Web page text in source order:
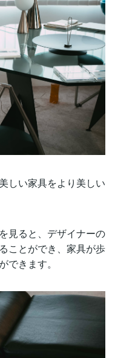
しい家具をより美しい
見ると、デザイナーの
ことができ、家具が歩
できます。